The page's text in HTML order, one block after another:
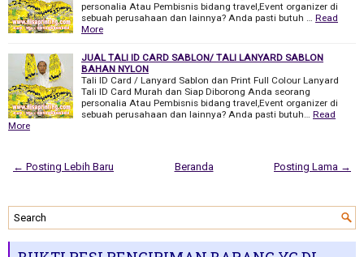
personalia Atau Pembisnis bidang travel,Event organizer di
sebuah perusahaan dan lainnya? Anda pasti butuh … Read
More
JUAL TALI ID CARD SABLON/ TALI LANYARD SABLON
BAHAN NYLON
Tali ID Card / Lanyard Sablon dan Print Full Colour Lanyard
Tali ID Card Murah dan Siap Diborong Anda seorang
personalia Atau Pembisnis bidang travel,Event organizer di
sebuah perusahaan dan lainnya? Anda pasti butuh… Read
More
← Posting Lebih Baru Posting Lama →
Beranda